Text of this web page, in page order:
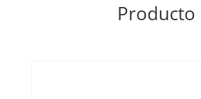
Producto